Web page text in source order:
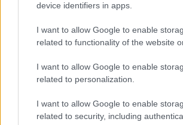
device identifiers in apps.
I want to allow Google to enable
related to functionality of the website
I want to allow Google to enable
related to personalization.
I want to allow Google to enable
related to security, including
L’impressione è che il
contrapposizione alla salute
quello a cui si appella unevasore
che per il suo bene è meglio
infischiandosene del fatto che se